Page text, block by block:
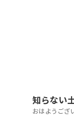
知らない
おはようござ